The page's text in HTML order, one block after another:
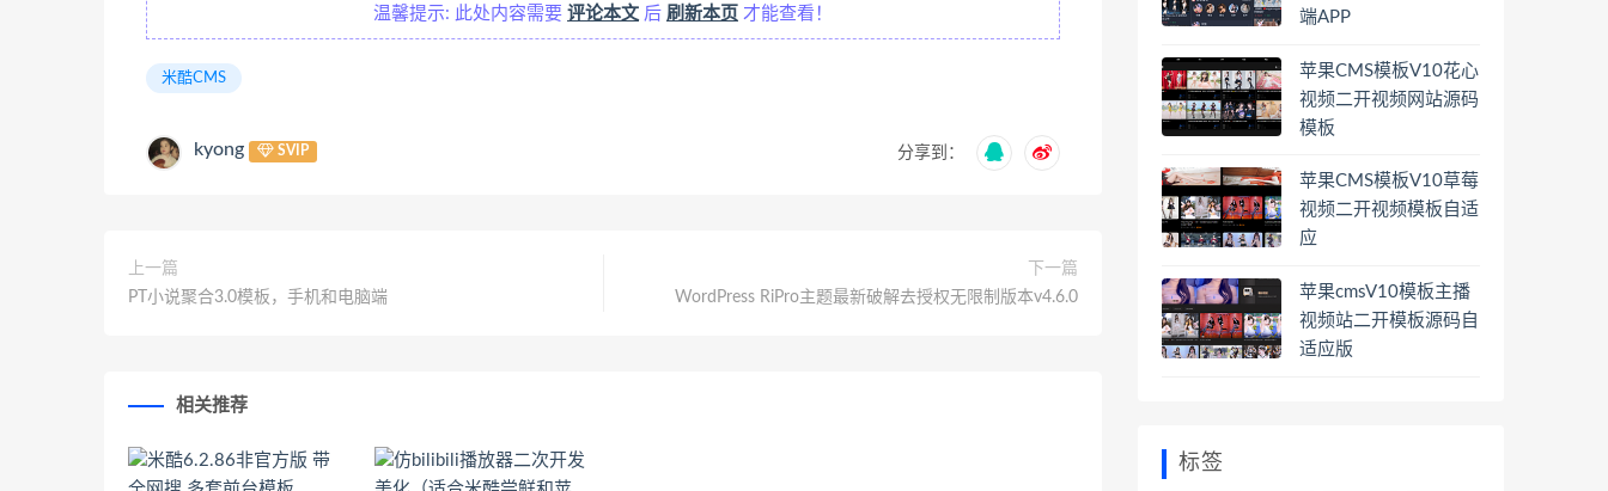
温馨提示: 此处内容需要 评论本文 后 刷新本页 才能查看！
米酷CMS
kyong SVIP 分享到：
上一篇
PT小说聚合3.0模板，手机和电脑端
下一篇
WordPress RiPro主题最新破解去授权无限制版本v4.6.0
相关推荐
端APP
苹果CMS模板V10花心
视频二开视频网站源码
模板
苹果CMS模板V10草莓
视频二开视频模板自适
应
苹果cmsV10模板主播
视频站二开模板源码自
适应版
标签